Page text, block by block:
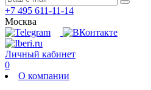
+7 495 611-11-14
Москва
Личный кабинет
0
О компании